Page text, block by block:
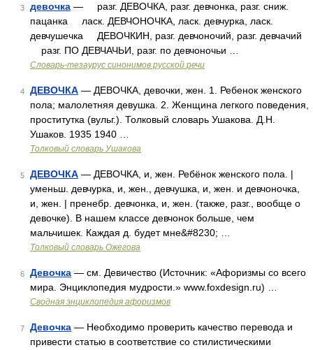
3 девочка — разг. ДЕВОЧКА, разг. девчонка, разг. сниж.
пацанка ласк. ДЕВЧОНОЧКА, ласк. девчурка, ласк.
девчушечка ДЕВОЧКИН, разг. девчоночий, разг. девчачий
разг. ПО ДЕВЧАЧЬИ, разг. по девчоночьи …
Словарь-тезаурус синонимов русской речи
4 ДЕВОЧКА — ДЕВОЧКА, девочки, жен. 1. Ребенок женского
пола; малолетняя девушка. 2. Женщина легкого поведения,
проститутка (вульг.). Толковый словарь Ушакова. Д.Н.
Ушаков. 1935 1940 …
Толковый словарь Ушакова
5 ДЕВОЧКА — ДЕВОЧКА, и, жен. Ребёнок женского пола. |
уменьш. девчурка, и, жен., девчушка, и, жен. и девчоночка,
и, жен. | пренебр. девчонка, и, жен. (также, разг., вообще о
девочке). В нашем классе девчонок больше, чем
мальчишек. Каждая д. будет мне&#8230; …
Толковый словарь Ожегова
6 Девочка — см. Девичество (Источник: «Афоризмы со всего
мира. Энциклопедия мудрости.» www.foxdesign.ru) …
Сводная энциклопедия афоризмов
7 Девочка — Необходимо проверить качество перевода и
привести статью в соответствие со стилистическими